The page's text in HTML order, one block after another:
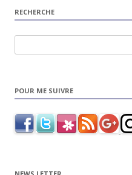
RECHERCHE
POUR ME SUIVRE